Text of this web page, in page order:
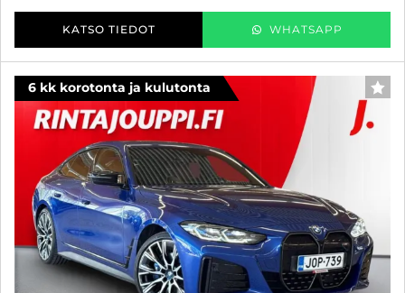
KATSO TIEDOT WHATSAPP
6 kk korotonta ja kulutonta